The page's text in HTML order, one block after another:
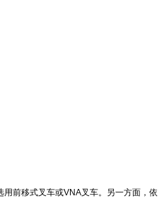
前移式叉车或VNA叉车。另一方面，依